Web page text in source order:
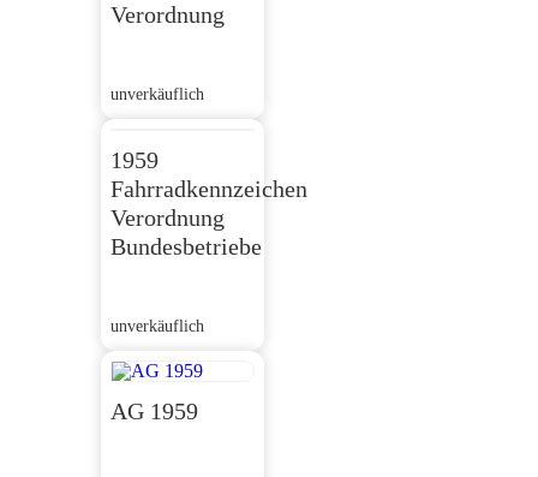
Verordnung
unverkäuflich
1959
Fahrradkennzeichen
Verordnung
Bundesbetriebe
unverkäuflich
AG 1959